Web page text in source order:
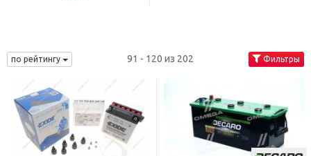
по рейтингу 91 - 120 из 202 Фильтры